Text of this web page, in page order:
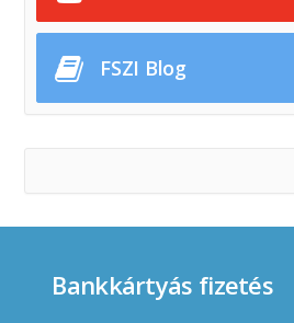
FSZI Blog
Bankkártyás fizetés